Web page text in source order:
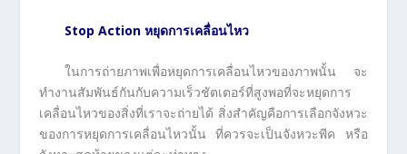
Stop Action หยุดการเคลื่อนไหว
ในการถ่ายภาพเพื่อหยุดการเคลื่อนไหวของภาพนั้น จะ
ทำงานสัมพันธ์กันกับความเร็วชัตเตอร์ที่สูงพอที่จะหยุดการ
เคลื่อนไหวของสิ่งที่เราจะถ่ายได้ สิ่งสำคัญคือการเลือกจังหวะ
ของการหยุดการเคลื่อนไหวนั้น ที่ควรจะเป็นจังหวะพีค หรือ